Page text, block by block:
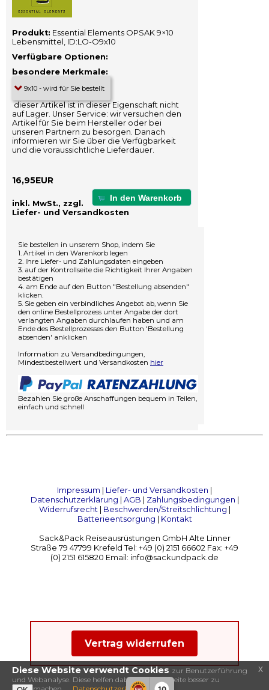
Produkt: Essential Elements OPSAK 9×10
Lebensmittel, ID:LO-O9x10
Verfügbare Optionen:
besondere Merkmale:
dieser Artikel ist in dieser Eigenschaft nicht
auf Lager. Unser Service: wir versuchen den
Artikel für Sie beim Hersteller oder bei
unseren Partnern zu besorgen. Danach
informieren wir Sie über die Verfügbarkeit
und die voraussichtliche Lieferdauer.
16,95EUR
In den Warenkorb
inkl. MwSt., zzgl.
Liefer- und Versandkosten
Sie bestellen in unserem Shop, indem Sie
1. Artikel in den Warenkorb legen
2. Ihre Liefer- und Zahlungsdaten eingeben
3. auf der Kontrollseite die Richtigkeit Ihrer Angaben
bestätigen
4. am Ende auf den Button "Bestellung absenden"
klicken.
5. Sie geben ein verbindliches Angebot ab, wenn Sie
den online Bestellprozess unter Angabe der dort
verlangten Angaben durchlaufen haben und am
Ende des Bestellprozesses den Button 'Bestellung
absenden' anklicken
Information zu Versandbedingungen,
Mindestbestellwert und Versandkosten hier
Bezahlen Sie große Anschaffungen bequem in Teilen,
einfach und schnell
Impressum | Liefer- und Versandkosten |
Datenschutzerklärung | AGB | Zahlungsbedingungen |
Widerrufsrecht | Beschwerden/Streitschlichtung |
Batterieentsorgung | Kontakt
Sack&Pack Reiseausrüstungen GmbH Alte Linner
Straße 79 47799 Krefeld Tel: +49 (0) 2151 66602 Fax: +49
(0) 2151 615820 Email: info@sackundpack.de
Vertrag widerrufen
Diese Website verwendt Cookies zur Benutzerführung
und Webanalyse. Diese helfen dabei, diese Webseite besser zu
x